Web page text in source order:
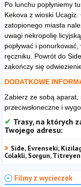
Po lunchu popłyniemy
Kekova z wioski
zatopionego miasta
uwagi nekropolię
popływać i
ręczniku. Powrót do
zakończy się
DODATKOWE
Zabierz ze sobą aparat,
przeciwsłoneczne i
Trasy, na których
Twojego adresu:
Side, Evrenseki,
Colakli, Sorgun,
Filmy z wycieczek